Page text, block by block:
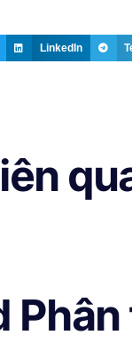
LinkedIn